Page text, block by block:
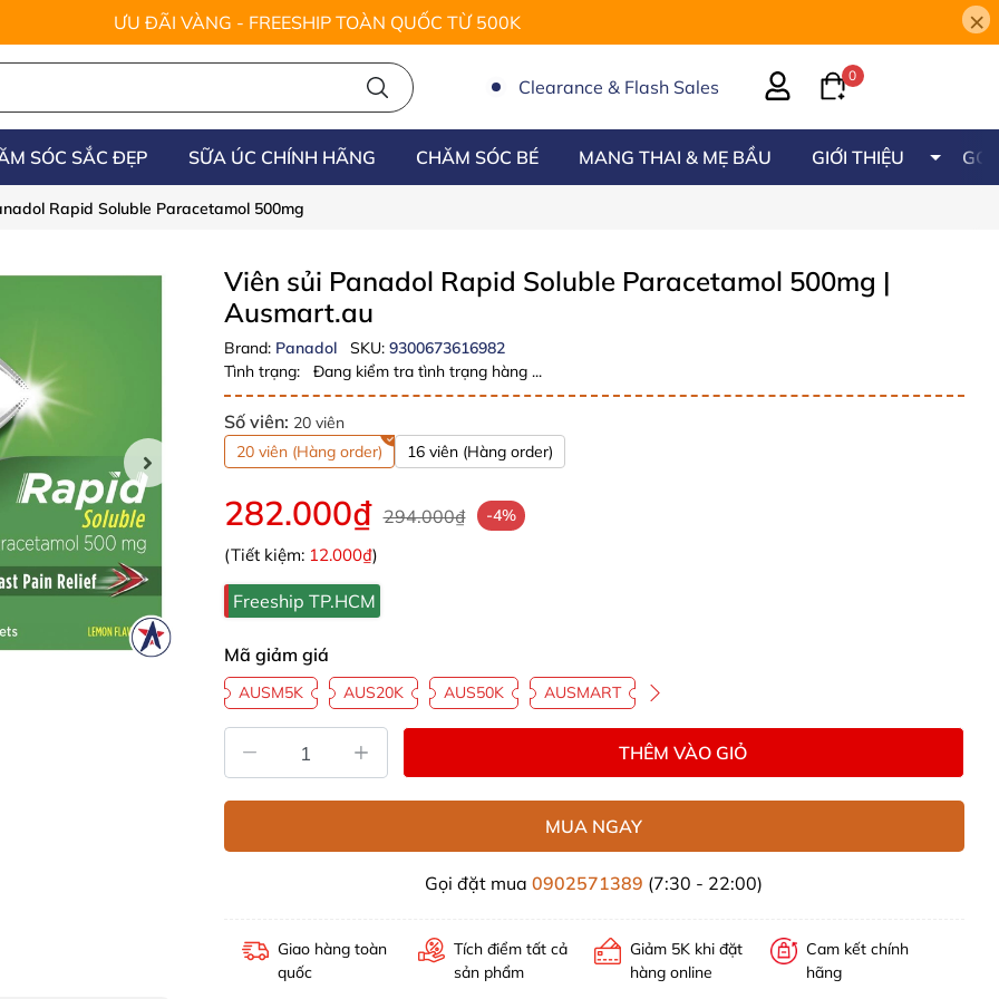
ƯU ĐÃI VÀNG - FREESHIP TOÀN QUỐC TỪ 500K ×
Clearance & Flash Sales
0
SÓC SẮC ĐẸP SỮA ÚC CHÍNH HÃNG CHĂM SÓC BÉ MANG THAI & MẸ BẦU GIỚI THIỆU
Rapid Soluble Paracetamol 500mg
Viên sủi Panadol Rapid Soluble Paracetamol 500mg |
Ausmart.au
Brand: Panadol SKU: 9300673616982
Tình trạng:
Đang kiểm tra tình trạng hàng ...
Số viên: 20 viên
20 viên (Hàng order)
16 viên (Hàng order)
282.000₫ 294.000₫ -4%
(Tiết kiệm: 12.000₫)
Freeship TP.HCM
Mã giảm giá
AUSM5K AUS20K AUS50K AUSMART
THÊM VÀO GIỎ
MUA NGAY
Gọi đặt mua0902571389 (7:30 - 22:00)
Giao hàng toàn
quốc
Tích điểm tất cả
sản phẩm
Giảm 5K khi đặt
hàng online
Cam kết chính
hãng